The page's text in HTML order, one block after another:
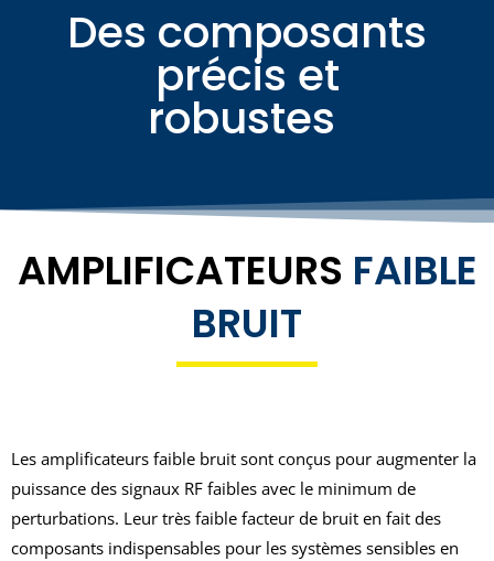
Des composants
précis et
robustes ​
AMPLIFICATEURS FAIBLE
BRUIT
Les amplificateurs faible bruit sont conçus pour augmenter la
puissance des signaux RF faibles avec le minimum de
perturbations. Leur très faible facteur de bruit en fait des
composants indispensables pour les systèmes sensibles en